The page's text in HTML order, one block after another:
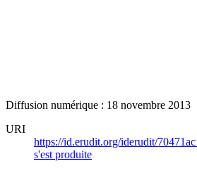
Diffusion numérique : 18 novembre 2013
URI
https://id.erudit.org/iderudit/70471ac
s'est produite